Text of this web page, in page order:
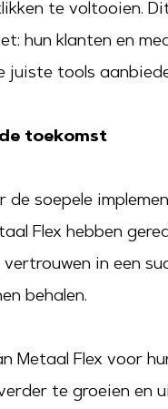
te voltooien.
hun klanten en
tools
toekomst
de soepele
Flex hebben
in een
behalen.
Metaal Flex voor
te groeien en